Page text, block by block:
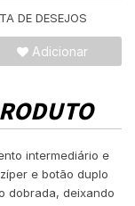
DE DESEJOS
Adicionar
intermediário e
e botão duplo
dobrada, deixando